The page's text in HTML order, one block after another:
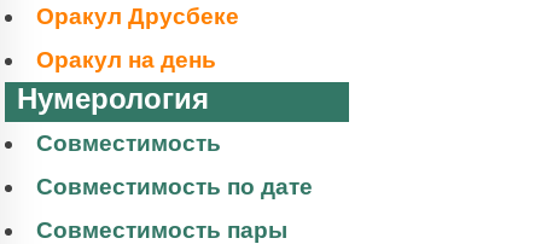
Оракул Друсбеке
Оракул на день
Нумерология
Совместимость
Совместимость по дате
Совместимость пары